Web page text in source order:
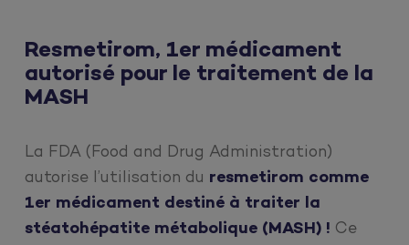
Resmetirom, 1er médicament
autorisé pour le traitement de la
MASH
La FDA (Food and Drug Administration)
autorise l’utilisation du resmetirom comme
1er médicament destiné à traiter la
stéatohépatite métabolique (MASH) ! Ce